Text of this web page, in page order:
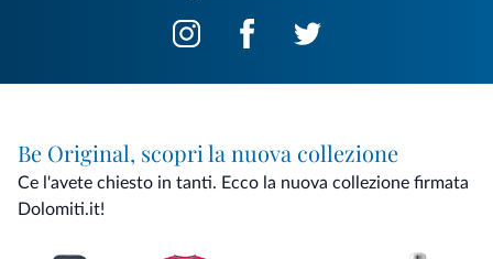
Be Original, scopri la nuova collezione
Ce l'avete chiesto in tanti. Ecco la nuova collezione firmata
Dolomiti.it!